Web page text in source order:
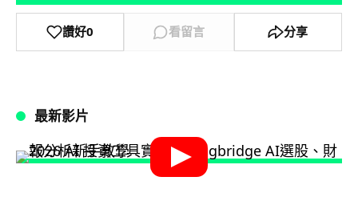
讚好0 看留言 分享
最新影片